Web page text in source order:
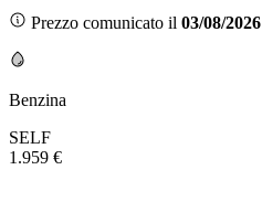
Prezzo comunicato il 03/08/2026
Benzina
SELF
1.959 €